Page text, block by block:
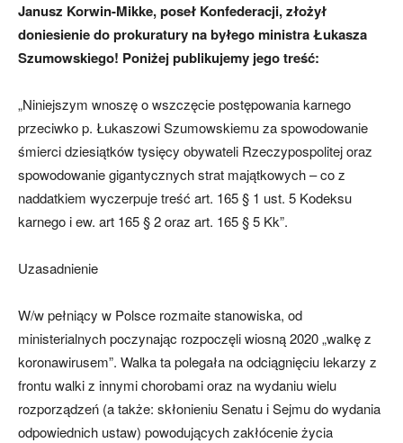
Janusz Korwin-Mikke, poseł Konfederacji, złożył
doniesienie do prokuratury na byłego ministra Łukasza
Szumowskiego! Poniżej publikujemy jego treść:
„Niniejszym wnoszę o wszczęcie postępowania karnego
przeciwko p. Łukaszowi Szumowskiemu za spowodowanie
śmierci dziesiątków tysięcy obywateli Rzeczypospolitej oraz
spowodowanie gigantycznych strat majątkowych – co z
naddatkiem wyczerpuje treść art. 165 § 1 ust. 5 Kodeksu
karnego i ew. art 165 § 2 oraz art. 165 § 5 Kk”.
Uzasadnienie
W/w pełniący w Polsce rozmaite stanowiska, od
ministerialnych poczynając rozpoczęli wiosną 2020 „walkę z
koronawirusem”. Walka ta polegała na odciągnięciu lekarzy z
frontu walki z innymi chorobami oraz na wydaniu wielu
rozporządzeń (a także: skłonieniu Senatu i Sejmu do wydania
odpowiednich ustaw) powodujących zakłócenie życia